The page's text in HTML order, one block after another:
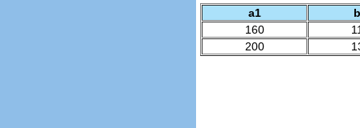
a1
160
200